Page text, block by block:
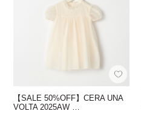
【SALE 50%OFF】CERA UNA
VOLTA 2025AW …